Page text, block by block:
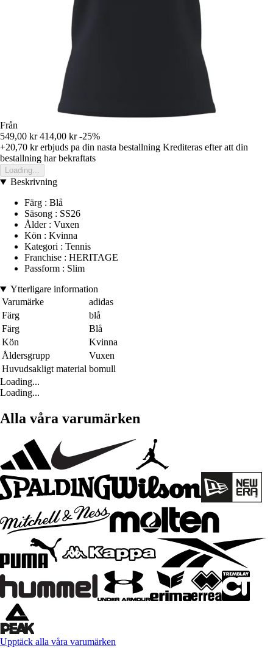
Från
549,00 kr 414,00 kr -25%
+20,70 krerbjuds pa din nasta bestallning Krediteras efter att din
bestallning har bekraftats
Loading...
Beskrivning
Färg : Blå
Säsong : SS26
Ålder : Vuxen
Kön : Kvinna
Kategori : Tennis
Franchise : HERITAGE
Passform : Slim
Ytterligare information
Varumärke
adidas
Färg
blå
Färg
Blå
Kön
Kvinna
Åldersgrupp
Vuxen
Huvudsakligt material bomull
Loading...
Loading...
Alla våra varumärken
Upptäck alla våra varumärken